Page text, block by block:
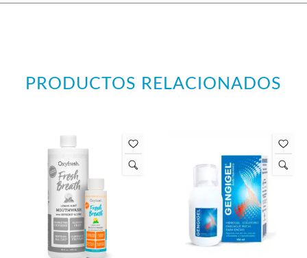
PRODUCTOS RELACIONADOS